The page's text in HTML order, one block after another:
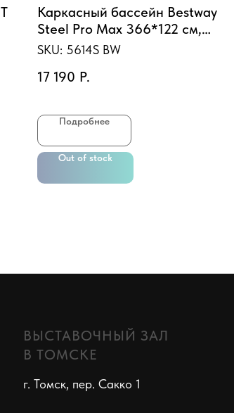
Каркасный бассейн Bestway
Steel Pro Max 366*122 см,
10250л, фил.-насос 2006л/ч,
SKU: 5614S BW
17 190 Р.
Подробнее
Out of stock
ВЫСТАВОЧНЫЙ ЗАЛ
В ТОМСКЕ
г. Томск, пер. Сакко 1